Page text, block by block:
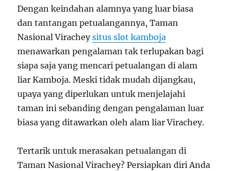
Dengan keindahan alamnya yang luar biasa
dan tantangan petualangannya, Taman
Nasional Viracheysitus slot kamboja
menawarkan pengalaman tak terlupakan bagi
siapa saja yang mencari petualangan di alam
liar Kamboja. Meski tidak mudah dijangkau,
upaya yang diperlukan untuk menjelajahi
taman ini sebanding dengan pengalaman luar
biasa yang ditawarkan oleh alam liar Virachey.
Tertarik untuk merasakan petualangan di
Taman Nasional Virachey? Persiapkan diri Anda